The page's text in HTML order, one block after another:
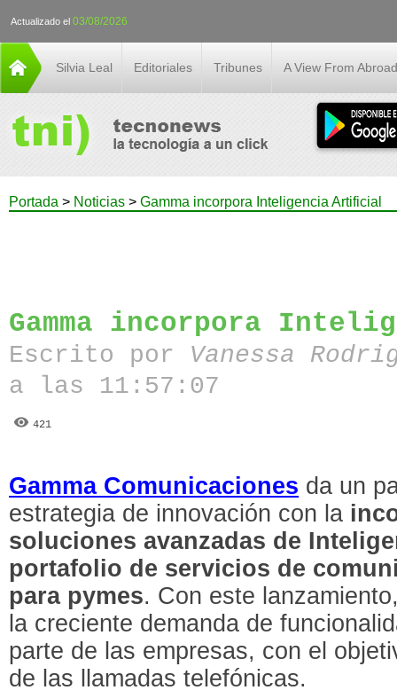
Actualizado el 03/08/2026
Silvia Leal Editoriales Tribunes A View From Abroad
Portada > Noticias > Gamma incorpora Inteligencia Artificial
Gamma incorpora
Escrito por Vanessa
a las 11:57:07
421
Gamma Comunicaciones da un
estrategia de innovación con la
soluciones avanzadas de
portafolio de servicios de
para pymes. Con este
la creciente demanda de
parte de las empresas, con el
de las llamadas telefónicas.